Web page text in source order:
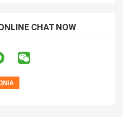
CHAT NOW